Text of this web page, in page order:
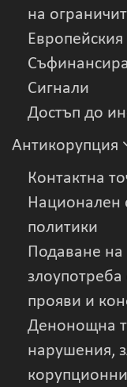
на
Сигнали
Достъп до
Антикорупция
Контактна
Национален
политики
Подаване на
злоупотреба
прояви и
Денонощна
нарушения,